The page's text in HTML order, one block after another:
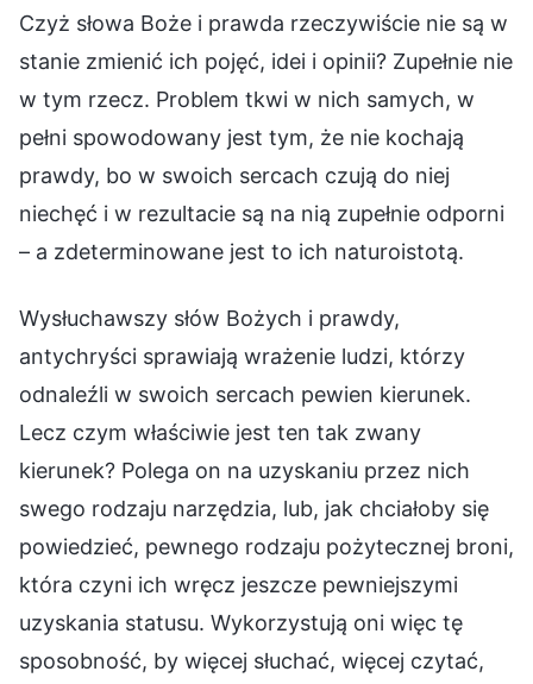
Czyż słowa Boże i prawda rzeczywiście nie są w
stanie zmienić ich pojęć, idei i opinii? Zupełnie nie
w tym rzecz. Problem tkwi w nich samych, w
pełni spowodowany jest tym, że nie kochają
prawdy, bo w swoich sercach czują do niej
niechęć i w rezultacie są na nią zupełnie odporni
– a zdeterminowane jest to ich naturoistotą.
Wysłuchawszy słów Bożych i prawdy,
antychryści sprawiają wrażenie ludzi, którzy
odnaleźli w swoich sercach pewien kierunek.
Lecz czym właściwie jest ten tak zwany
kierunek? Polega on na uzyskaniu przez nich
swego rodzaju narzędzia, lub, jak chciałoby się
powiedzieć, pewnego rodzaju pożytecznej broni,
która czyni ich wręcz jeszcze pewniejszymi
uzyskania statusu. Wykorzystują oni więc tę
sposobność, by więcej słuchać, więcej czytać,